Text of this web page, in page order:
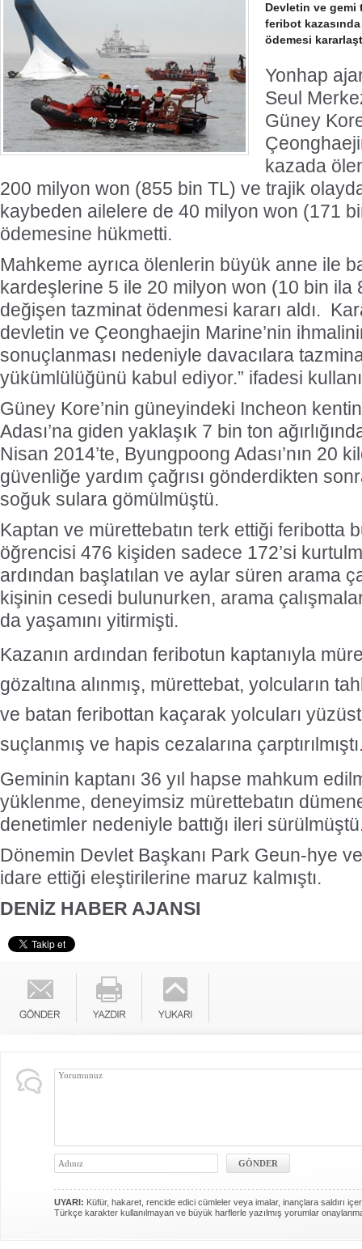
Devletin ve gemi
feribot
ödemesi
Yonhap
Seul
Güney
kazada
200 milyon won (855 bin TL) ve trajik
kaybeden ailelere de 40 milyon won (171
ödemesine hükmetti.
Mahkeme ayrıca ölenlerin büyük anne ile
kardeşlerine 5 ile 20 milyon won (10 bin ila
değişen tazminat ödenmesi kararı aldı.
devletin ve Çeonghaejin Marine’nin
sonuçlanması nedeniyle davacılara
yükümlülüğünü kabul ediyor.” ifadesi
Güney Kore’nin güneyindeki Incheon
Adası’na giden yaklaşık 7 bin ton
Nisan 2014’te, Byungpoong Adası’nın 20
güvenliğe yardım çağrısı gönderdikten
soğuk sulara gömülmüştü.
Kaptan ve mürettebatın terk ettiği feribotta
öğrencisi 476 kişiden sadece 172’si
ardından başlatılan ve aylar süren arama
kişinin cesedi bulunurken, arama
da yaşamını yitirmişti.
Kazanın ardından feribotun kaptanıyla
gözaltına alınmış, mürettebat, yolcuların
ve batan feribottan kaçarak yolcuları
suçlanmış ve hapis cezalarına
Geminin kaptanı 36 yıl hapse mahkum
yüklenme, deneyimsiz mürettebatın
denetimler nedeniyle battığı ileri
Dönemin Devlet Başkanı Park Geun-hye
idare ettiği eleştirilerine maruz kalmıştı.
DENİZ HABER AJANSI
UYARI: Küfür, hakaret, rencide edici cümleler veya imalar, inançlara saldırı
Türkçe karakter kullanılmayan ve büyük harflerle yazılmış yorumlar